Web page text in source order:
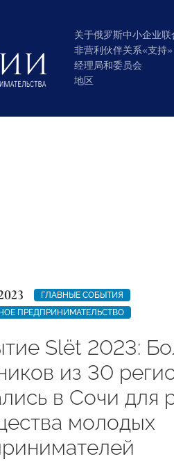
关于俄罗斯中小企业联
非营利伙伴关系«支持
经理局和委员会
地区
ГЛАВНЫЕ СОБЫТИЯ
ПРЕДПРИНИМАТЕЛЬСТВО
Slёt 2023:
из 30
в Сочи для
молодых